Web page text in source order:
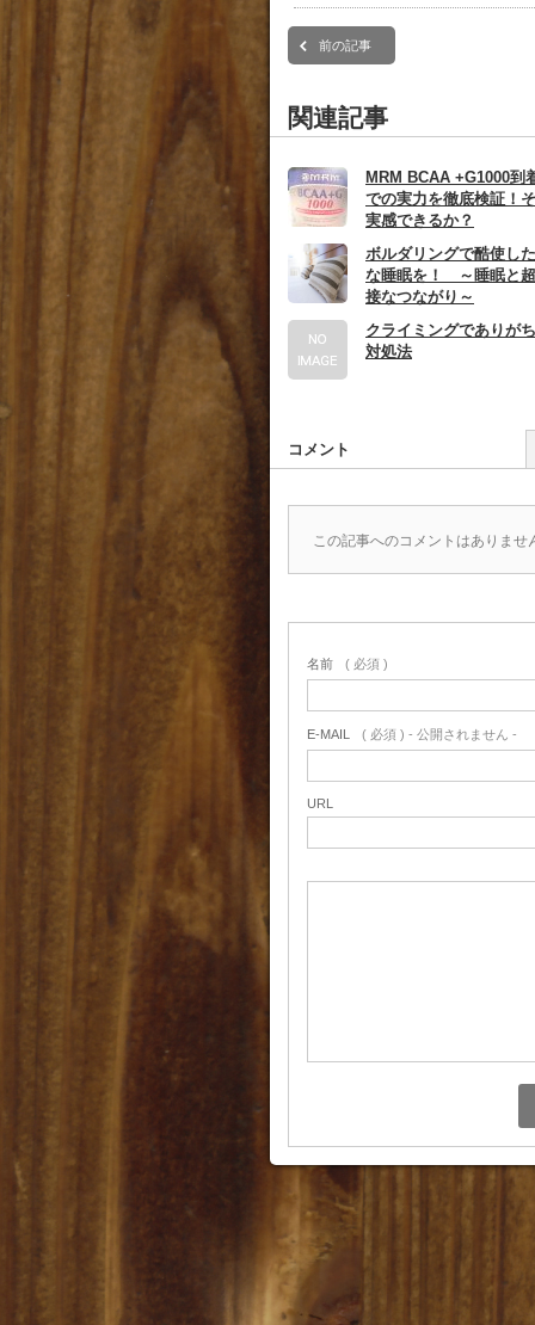
前の記事
関連記事
MRM BCAA +G1000到
での実力を徹底検証！
実感できるか？
ボルダリングで酷使し
な睡眠を！ ～睡眠と
接なつながり～
クライミングでありが
対処法
コメント
この記事へのコメントはありませ
名前 ( 必須 )
E-MAIL ( 必須 ) - 公開されません -
URL